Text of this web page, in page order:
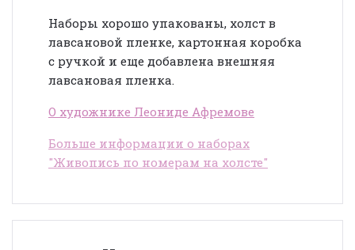
Наборы хорошо упакованы, холст в
лавсановой пленке, картонная коробка
с ручкой и еще добавлена внешняя
лавсановая пленка.
О художнике Леониде Афремове
Больше информации о наборах
"Живопись по номерам на холсте"